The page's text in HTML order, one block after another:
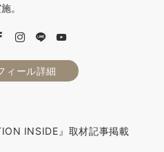
。
ィール詳細
INSIDE』取材記事掲載